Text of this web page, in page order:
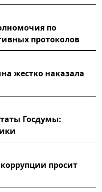
по
протоколов
жестко наказала
Госдумы:
просит